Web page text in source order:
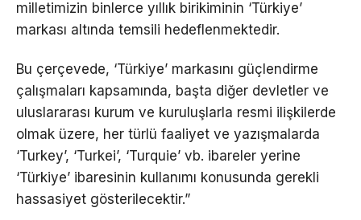
milletimizin binlerce yıllık birikiminin ‘Türkiye’
markası altında temsili hedeflenmektedir.
Bu çerçevede, ‘Türkiye’ markasını güçlendirme
çalışmaları kapsamında, başta diğer devletler ve
uluslararası kurum ve kuruluşlarla resmi ilişkilerde
olmak üzere, her türlü faaliyet ve yazışmalarda
‘Turkey’, ‘Turkei’, ‘Turquie’ vb. ibareler yerine
‘Türkiye’ ibaresinin kullanımı konusunda gerekli
hassasiyet gösterilecektir.”